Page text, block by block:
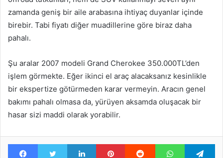
zamanda geniş bir aile arabasına ihtiyaç duyanlar içinde
birebir. Tabi fiyatı diğer muadillerine göre biraz daha
pahalı.
Şu aralar 2007 modeli Grand Cherokee 350.000TL’den
işlem görmekte. Eğer ikinci el araç alacaksanız kesinlikle
bir ekspertize götürmeden karar vermeyin. Aracın genel
bakımı pahalı olmasa da, yürüyen aksamda oluşacak bir
hasar sizi maddi olarak yorabilir.
FacebookTwitter LinkedIn Pinterest Reddit WhatsApp